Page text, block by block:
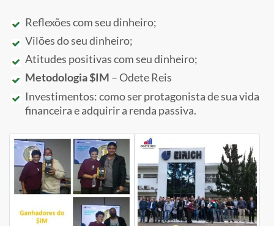
Reflexões com seu dinheiro;
Vilões do seu dinheiro;
Atitudes positivas com seu dinheiro;
Metodologia $IM – Odete Reis
Investimentos: como ser protagonista de sua vida
financeira e adquirir a renda passiva.